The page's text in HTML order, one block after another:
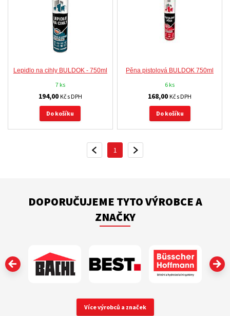
Lepidlo na cihly BULDOK - 750ml
7 ks
194,00 Kč s DPH
Do košíku
Pěna pistolová BULDOK 750ml
6 ks
168,00Kč s DPH
Do košíku
PŘEDCHOZÍ
1
DOPORUČUJEME TYTO VÝROBCE A
ZNAČKY
‹
Více výrobců a značek